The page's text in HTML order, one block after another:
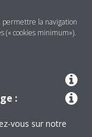
permettre la navigation
(« cookies minimum»).
:
vous sur notre